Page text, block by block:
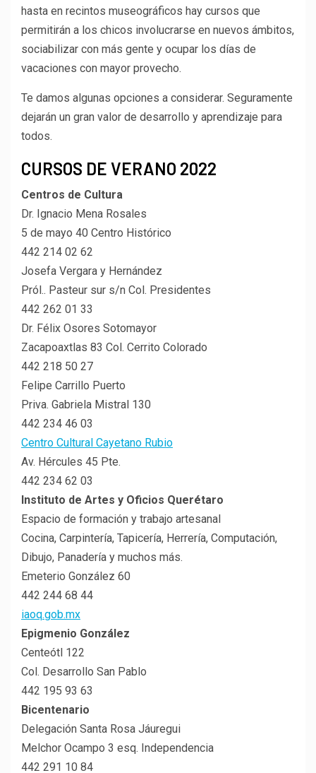
hasta en recintos museográficos hay cursos que
permitirán a los chicos involucrarse en nuevos ámbitos,
sociabilizar con más gente y ocupar los días de
vacaciones con mayor provecho.
Te damos algunas opciones a considerar. Seguramente
dejarán un gran valor de desarrollo y aprendizaje para
todos.
CURSOS DE VERANO 2022
Centros de Cultura
Dr. Ignacio Mena Rosales
5 de mayo 40 Centro Histórico
442 214 02 62
Josefa Vergara y Hernández
Pról.. Pasteur sur s/n Col. Presidentes
442 262 01 33
Dr. Félix Osores Sotomayor
Zacapoaxtlas 83 Col. Cerrito Colorado
442 218 50 27
Felipe Carrillo Puerto
Priva. Gabriela Mistral 130
442 234 46 03
Centro Cultural Cayetano Rubio
Av. Hércules 45 Pte.
442 234 62 03
Instituto de Artes y Oficios Querétaro
Espacio de formación y trabajo artesanal
Cocina, Carpintería, Tapicería, Herrería, Computación,
Dibujo, Panadería y muchos más.
Emeterio González 60
442 244 68 44
iaoq.gob.mx
Epigmenio González
Centeótl 122
Col. Desarrollo San Pablo
442 195 93 63
Bicentenario
Delegación Santa Rosa Jáuregui
Melchor Ocampo 3 esq. Independencia
442 291 10 84